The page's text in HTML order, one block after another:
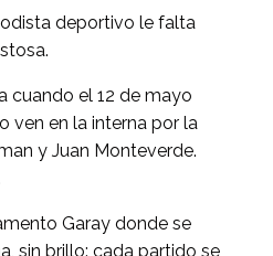
deportivo le falta
cuando el 12 de mayo
ven en la interna por la
y Juan Monteverde.
Garay donde se
sin brillo: cada partido se